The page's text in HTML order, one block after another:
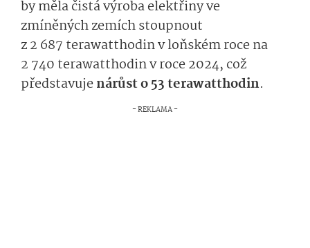
by měla čistá výroba elektřiny ve
zmíněných zemích stoupnout
z 2 687 terawat­thodin v loňském roce na
2 740 terawatthodin v roce 2024, což
představujenárůst o 53 terawattho­din.